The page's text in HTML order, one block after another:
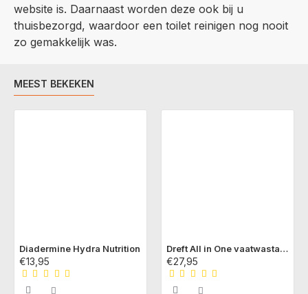
website is. Daarnaast worden deze ook bij u
thuisbezorgd, waardoor een toilet reinigen nog nooit
zo gemakkelijk was.
MEEST BEKEKEN
Diadermine Hydra Nutrition
€13,95
Dreft All in One vaatwastabs Originals
€27,95